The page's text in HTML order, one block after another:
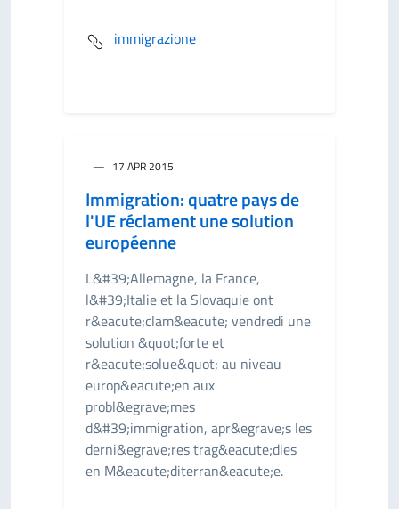
immigrazione
17 APR 2015
Immigration: quatre pays de
l'UE réclament une solution
européenne
L&#39;Allemagne, la France,
l&#39;Italie et la Slovaquie ont
r&eacute;clam&eacute; vendredi une
solution &quot;forte et
r&eacute;solue&quot; au niveau
europ&eacute;en aux
probl&egrave;mes
d&#39;immigration, apr&egrave;s les
derni&egrave;res trag&eacute;dies
en M&eacute;diterran&eacute;e.